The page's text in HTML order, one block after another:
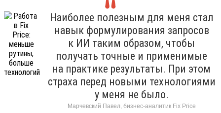
Наиболее полезным для меня стал
навык формулирования запросов
к ИИ таким образом, чтобы
получать точные и применимые
на практике результаты. При этом
страха перед новыми технологиями
у меня не было.
Марчевский Павел, бизнес-аналитик Fix Price